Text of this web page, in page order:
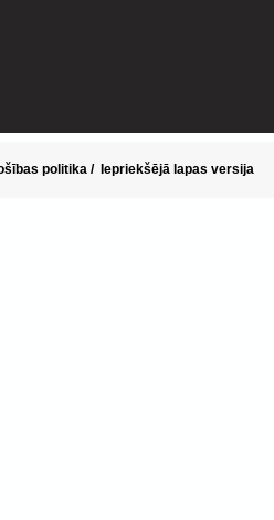
politika / Iepriekšējā lapas versija